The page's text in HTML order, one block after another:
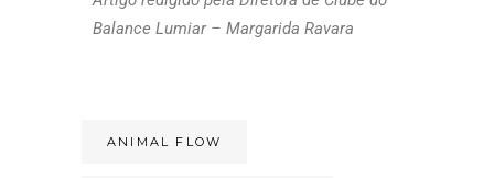
Balance Lumiar – Margarida Ravara
ANIMAL FLOW